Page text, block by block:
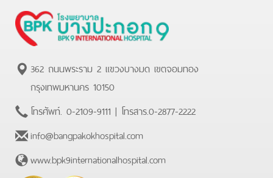
362 ถนนพระราม 2 แขวงบางมด เขตจอมทอง
กรุงเทพมหานคร 10150
โทรศัพท์. 0-2109-9111 | โทรสาร.0-2877-2222
info@bangpakokhospital.com
www.bpk9internationalhospital.com